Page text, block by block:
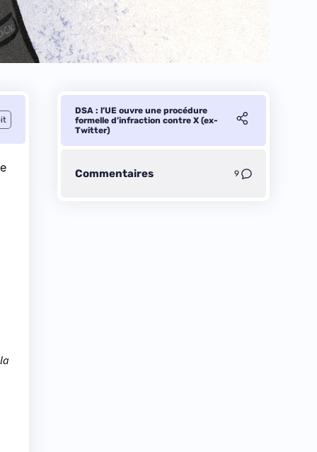
DSA : l’UE ouvre une procédure
formelle d’infraction contre X (ex-
Twitter)
Commentaires 9